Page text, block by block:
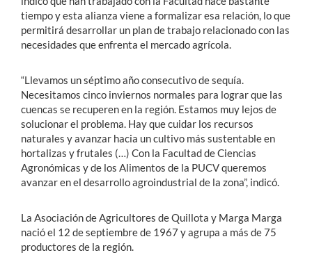
tiempo y esta alianza viene a formalizar esa relación, lo que
permitirá desarrollar un plan de trabajo relacionado con las
necesidades que enfrenta el mercado agrícola.
“Llevamos un séptimo año consecutivo de sequía.
Necesitamos cinco inviernos normales para lograr que las
cuencas se recuperen en la región. Estamos muy lejos de
solucionar el problema. Hay que cuidar los recursos
naturales y avanzar hacia un cultivo más sustentable en
hortalizas y frutales (…) Con la Facultad de Ciencias
Agronómicas y de los Alimentos de la PUCV queremos
avanzar en el desarrollo agroindustrial de la zona”, indicó.
La Asociación de Agricultores de Quillota y Marga Marga
nació el 12 de septiembre de 1967 y agrupa a más de 75
productores de la región.